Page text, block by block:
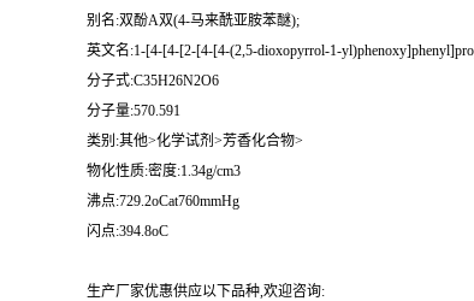
别名:双酚A双(4-马来酰亚胺苯醚);
英文名:1-[4-[4-[2-[4-[4-(2,5-dioxopyrrol-1-
分子式:C35H26N2O6
分子量:570.591
类别:其他>化学试剂>芳香化合物>
物化性质:密度:1.34g/cm3
沸点:729.2oCat760mmHg
闪点:394.8oC
生产厂家优惠供应以下品种,欢迎咨询: